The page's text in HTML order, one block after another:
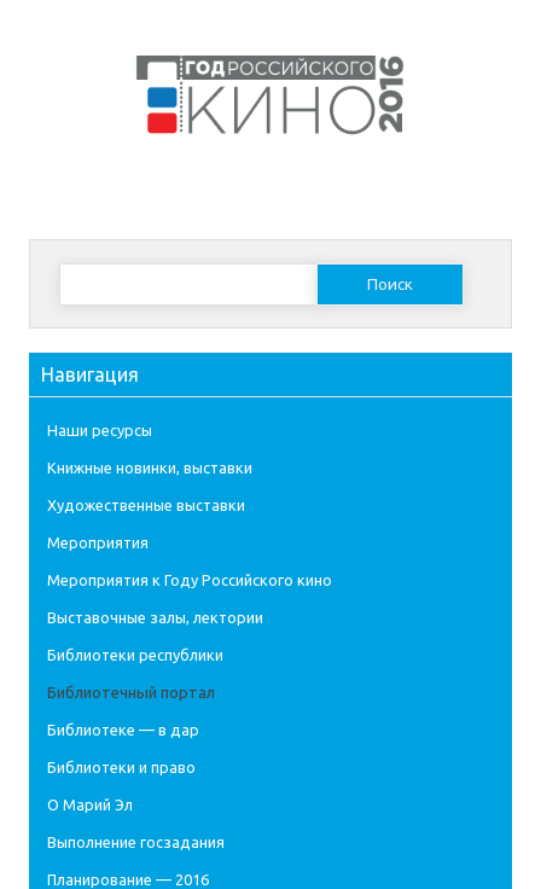
Найти:
Навигация
Наши ресурсы
Книжные новинки, выставки
Художественные выставки
Мероприятия
Мероприятия к Году Российского кино
Выставочные залы, лектории
Библиотеки республики
Библиотечный портал
Библиотеке — в дар
Библиотеки и право
О Марий Эл
Выполнение госзадания
Планирование — 2016